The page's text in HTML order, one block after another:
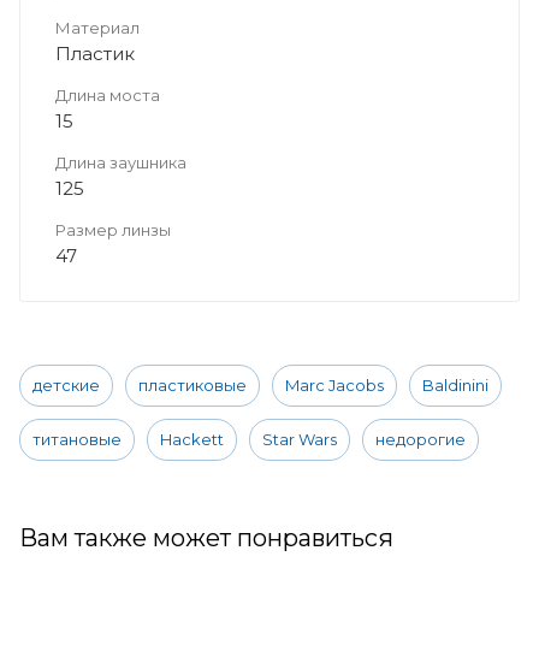
Материал
Пластик
Длина моста
15
Длина заушника
125
Размер линзы
47
детские пластиковые Marc Jacobs Baldinini
титановые Hackett Star Wars недорогие
Вам также может понравиться